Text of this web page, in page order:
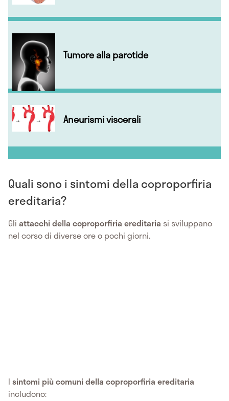
Tumore alla parotide
Aneurismi viscerali
Quali sono i sintomi della coproporfiria
ereditaria?
Gli attacchi della coproporfiria ereditaria si sviluppano
nel corso di diverse ore o pochi giorni.
I sintomi più comuni della coproporfiria ereditaria
includono: